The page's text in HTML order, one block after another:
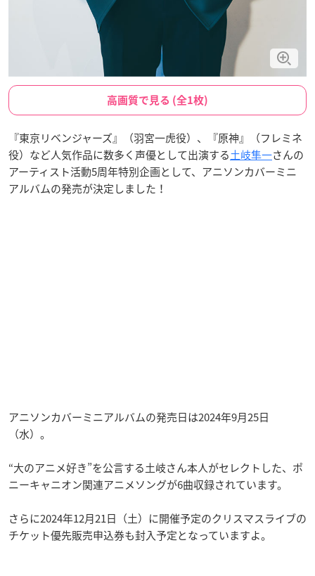
高画質で見る (全1枚)
『東京リベンジャーズ』（羽宮一虎役）、『原神』（フレミネ
役）など人気作品に数多く声優として出演する土岐隼一さんの
アーティスト活動5周年特別企画として、アニソンカバーミニ
アルバムの発売が決定しました！
アニソンカバーミニアルバムの発売日は2024年9月25日
（水）。
“大のアニメ好き”を公言する土岐さん本人がセレクトした、ポ
ニーキャニオン関連アニメソングが6曲収録されています。
さらに2024年12月21日（土）に開催予定のクリスマスライブの
チケット優先販売申込券も封入予定となっていますよ。